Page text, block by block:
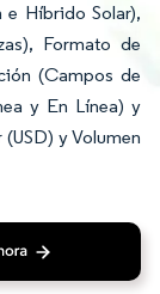
Híbrido Solar),
Formato de
(Campos de
y En Línea) y
y Volumen